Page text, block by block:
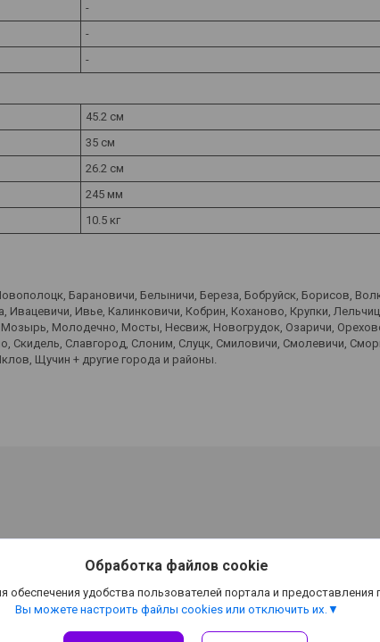
-
-
-
45.2 см
35 см
26.2 см
245 мм
10.5 кг
Барановичи, Белыничи, Береза, Бобруйск, Борисов,
Ивье, Калинковичи, Кобрин, Коханово, Крупки,
Молодечно, Мосты, Несвиж, Новогрудок, Озаричи,
Скидель, Славгород, Слоним, Слуцк, Смиловичи, Смолевичи,
Щучин + другие города и районы.
Обработка файлов cookie
удобства пользователей портала и предоставления
Вы можете настроить файлы cookies или отключить их.